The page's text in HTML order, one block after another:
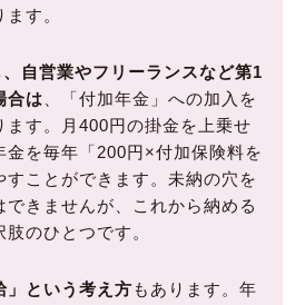
す。
自営業やフリーランスなど第1
合は 、「付加年金」への加入を
ます。月400円の掛金を上乗せ
金を毎年「200円×付加保険料を
すことができます。未納の穴を
できませんが、これから納める
のひとつです。
」という考え方 もあります。年